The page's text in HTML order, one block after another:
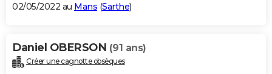
02/05/2022 au Mans (Sarthe)
Daniel OBERSON (91 ans)
Créer une cagnotte obsèques